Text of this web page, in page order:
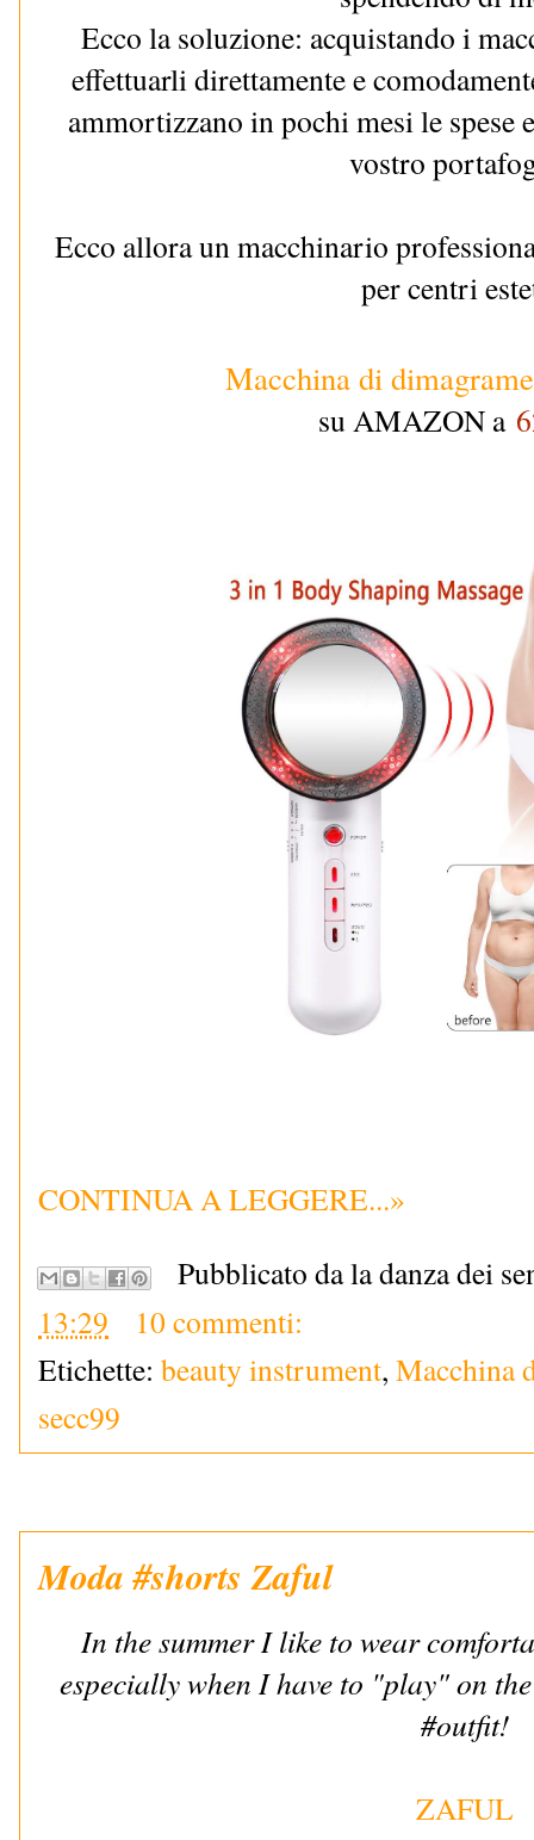
Ecco la soluzione: acquistando i
effettuarli direttamente e
ammortizzano in pochi mesi le spese
vostro
Ecco allora un macchinario
per centri
Macchina di
su AMAZON a
CONTINUA A LEGGERE...»
Pubblicato da la danza dei
13:29
10 commenti:
Etichette: beauty instrument, Macchina
secc99
Moda #shorts Zaful
In the summer I like to wear
especially when I have to "play" on
#outfit!
ZAFUL